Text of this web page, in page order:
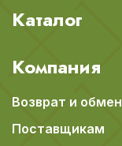
Каталог
Компания
Возврат и обмен
Поставщикам